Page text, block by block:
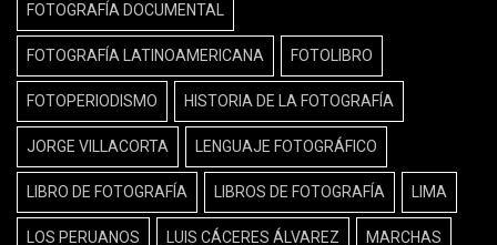
FOTOGRAFÍA DOCUMENTAL
FOTOGRAFÍA LATINOAMERICANA FOTOLIBRO
FOTOPERIODISMO HISTORIA DE LA FOTOGRAFÍA
JORGE VILLACORTA LENGUAJE FOTOGRÁFICO
LIBRO DE FOTOGRAFÍA LIBROS DE FOTOGRAFÍA LIMA
LOS PERUANOS LUIS CÁCERES ÁLVAREZ MARCHAS